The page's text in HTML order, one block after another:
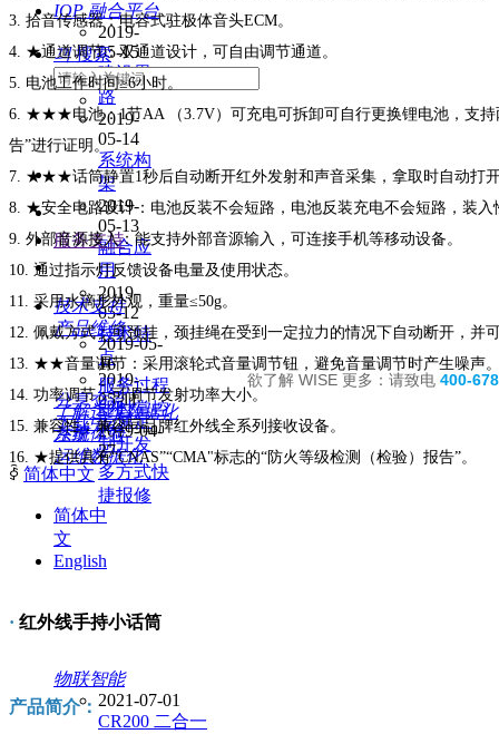
IOP 融合平台
2019-
05-15
建设思
路
2019-
05-14
系统构
架
2019-
05-13
融合应
用
2019-
05-12
技术特
点
2019-
05-11
专属定
制开发
2019-05-
16
服务过程
即时掌控
2019-04-
27
多方式快
捷报修
了解运维数据化
系统
注册体验
运维数据化
物联智能
2021-07-01
CR200 二合一
欲了解 WISE 更多：请致电 400-
끠 搜索
服务支持
技术支持
产品维修
分享交流
下载中心
ꀅ 简体中文
简体中
文
English
3. 拾音传感器：电容式驻极体音头ECM。
4. ★通道调节：双通道设计，可自由调节通道。
5. 电池工作时间≥6小时。
6. ★★★电池：1节AA （3.7V）可充电可拆卸可自行更换锂电池，支持
告”进行证明。
7. ★★★话筒静置1秒后自动断开红外发射和声音采集，拿取时自动打
8. ★安全电路设计：电池反装不会短路，电池反装充电不会短路，装
9. 外部音源接入：能支持外部音源输入，可连接手机等移动设备。
10. 通过指示灯反馈设备电量及使用状态。
11. 采用水滴形外观，重量≤50g。
12. 佩戴方式：可颈挂，颈挂绳在受到一定拉力的情况下自动断开，并
13. ★★音量调节：采用滚轮式音量调节钮，避免音量调节时产生噪声
14. 功率调节：可调节发射功率大小。
15. 兼容性：兼容同品牌红外线全系列接收设备。
16. ★提供具有“CNAS”“CMA"标志的“防火等级检测（检验）报告”。
· 红外线手持小话筒
产品简介：